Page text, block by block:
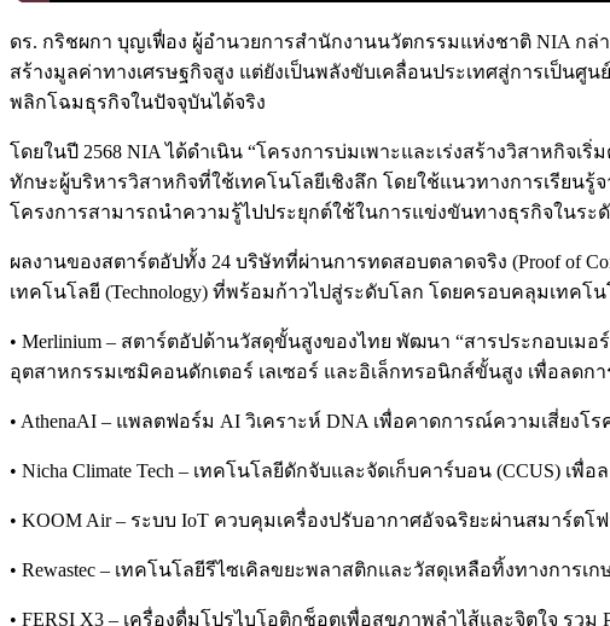
ดร. กริชผกา บุญเฟื่อง ผู้อำนวยการสำนักงานนวัตกรรมแห่งชาติ NIA กล่
สร้างมูลค่าทางเศรษฐกิจสูง แต่ยังเป็นพลังขับเคลื่อนประเทศสู่การเป็นศู
พลิกโฉมธุรกิจในปัจจุบันได้จริง
โดยในปี 2568 NIA ได้ดำเนิน “โครงการบ่มเพาะและเร่งสร้างวิสาหกิจเ
ทักษะผู้บริหารวิสาหกิจที่ใช้เทคโนโลยีเชิงลึก โดยใช้แนวทางการเรีย
โครงการสามารถนำความรู้ไปประยุกต์ใช้ในการแข่งขันทางธุรกิจในร
ผลงานของสตาร์ตอัปทั้ง 24 บริษัทที่ผ่านการทดสอบตลาดจริง (Proof of
เทคโนโลยี (Technology) ที่พร้อมก้าวไปสู่ระดับโลก โดยครอบคลุมเท
• Merlinium – สตาร์ตอัปด้านวัสดุขั้นสูงของไทย พัฒนา “สารประกอบเมอ
อุตสาหกรรมเซมิคอนดักเตอร์ เลเซอร์ และอิเล็กทรอนิกส์ขั้นสูง เพื่อลดก
• AthenaAI – แพลตฟอร์ม AI วิเคราะห์ DNA เพื่อคาดการณ์ความเสี่ย
• Nicha Climate Tech – เทคโนโลยีดักจับและจัดเก็บคาร์บอน (CCUS)
• KOOM Air – ระบบ IoT ควบคุมเครื่องปรับอากาศอัจฉริยะผ่านสมาร์
• Rewastec – เทคโนโลยีรีไซเคิลขยะพลาสติกและวัสดุเหลือทิ้งทางกา
• FERSI X3 – เครื่องดื่มโปรไบโอติกช็อตเพื่อสุขภาพลำไส้และจิตใจ รวม